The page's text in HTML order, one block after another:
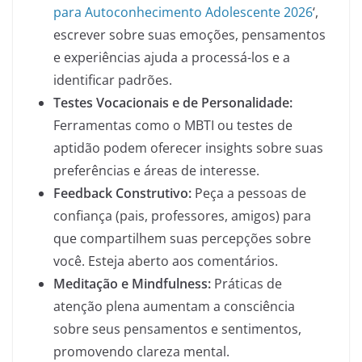
para Autoconhecimento Adolescente 2026‘,
escrever sobre suas emoções, pensamentos
e experiências ajuda a processá-los e a
identificar padrões.
Testes Vocacionais e de Personalidade:
Ferramentas como o MBTI ou testes de
aptidão podem oferecer insights sobre suas
preferências e áreas de interesse.
Feedback Construtivo: Peça a pessoas de
confiança (pais, professores, amigos) para
que compartilhem suas percepções sobre
você. Esteja aberto aos comentários.
Meditação e Mindfulness: Práticas de
atenção plena aumentam a consciência
sobre seus pensamentos e sentimentos,
promovendo clareza mental.